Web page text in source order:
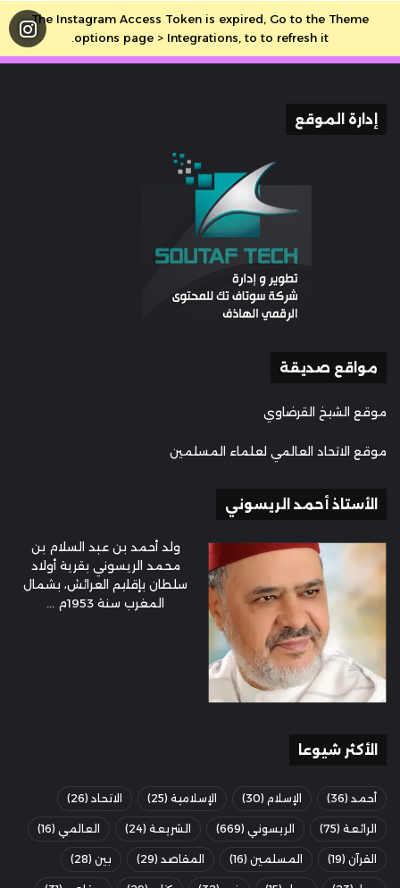
The Instagram Access Token is expired, Go to the Theme
options page > Integrations, to to refresh it.
إدارة الموقع
مواقع صديقة
موقع الشيخ القرضاوي
موقع الاتحاد العالمي لعلماء المسلمين
الأستاذ أحمد الريسوني
ولد أحمد بن عبد السلام بن
محمد الريسوني بقرية أولاد
سلطان بإقليم العرائش، بشمال
المغرب سنة 1953م ...
الأكثر شيوعا
أحمد (36) الإسلام (30) الإسلامية (25) الاتحاد (26)
الرائعة (75) الريسوني (669) الشريعة (24) العالمي (16)
القرآن (19) المسلمين (16) المقاصد (29) بين (28)